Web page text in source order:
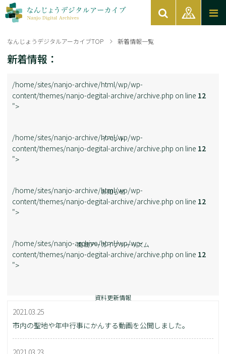
なんじょうデジタルアーカイブTOP 新着情報一覧
新着情報：
/home/sites/nanjo-archive/html/wp/wp-
content/themes/nanjo-degital-archive/archive.php on line 12
">
イベント
/home/sites/nanjo-archive/html/wp/wp-
content/themes/nanjo-degital-archive/archive.php on line 12
">
お知らせ
/home/sites/nanjo-archive/html/wp/wp-
content/themes/nanjo-degital-archive/archive.php on line 12
">
南城アーカイブツーリズム
/home/sites/nanjo-archive/html/wp/wp-
content/themes/nanjo-degital-archive/archive.php on line 12
">
資料更新情報
2021.03.25
市内の聖地や年中行事にかんする動画を公開しました。
2021.03.23